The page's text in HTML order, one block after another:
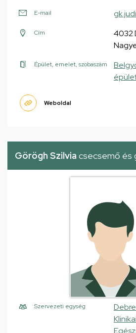
E-mail
Cím
4032
Épület, emelet, szobaszám
Weboldal
Görögh Szilvia csecsemő és
Szervezeti egység